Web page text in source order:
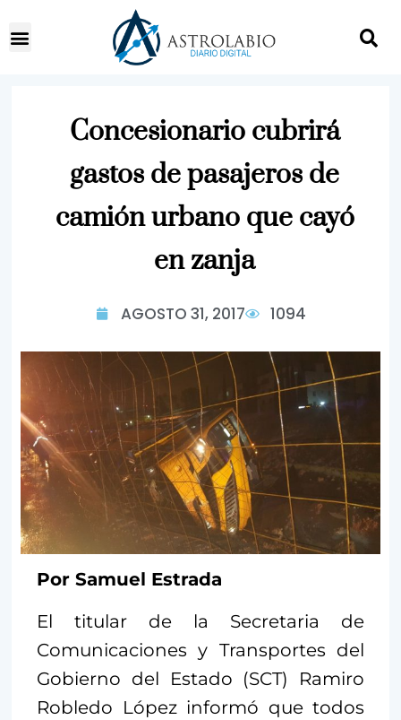
Concesionario cubrirá
gastos de pasajeros de
camión urbano que cayó
en zanja
AGOSTO 31, 2017 1094
Por Samuel Estrada
El titular de la Secretaria de
Comunicaciones y Transportes del
Gobierno del Estado (SCT) Ramiro
Robledo López informó que todos